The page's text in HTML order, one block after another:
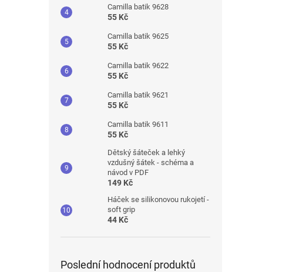
Camilla batik 9628
55 Kč
Camilla batik 9625
55 Kč
Camilla batik 9622
55 Kč
Camilla batik 9621
55 Kč
Camilla batik 9611
55 Kč
Dětský šáteček a lehký
vzdušný šátek - schéma a
návod v PDF
149 Kč
Háček se silikonovou rukojetí -
soft grip
44 Kč
Poslední hodnocení produktů